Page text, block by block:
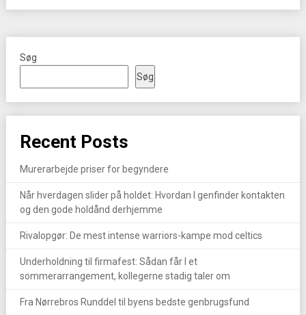
Søg
Søg
Recent Posts
Murerarbejde priser for begyndere
Når hverdagen slider på holdet: Hvordan I genfinder kontakten
og den gode holdånd derhjemme
Rivalopgør: De mest intense warriors-kampe mod celtics
Underholdning til firmafest: Sådan får I et
sommerarrangement, kollegerne stadig taler om
Fra Nørrebros Runddel til byens bedste genbrugsfund